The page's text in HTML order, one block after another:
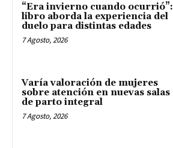
“Era invierno cuando ocurrió”:
libro aborda la experiencia del
duelo para distintas edades
7 Agosto, 2026
Varía valoración de mujeres
sobre atención en nuevas salas
de parto integral
7 Agosto, 2026